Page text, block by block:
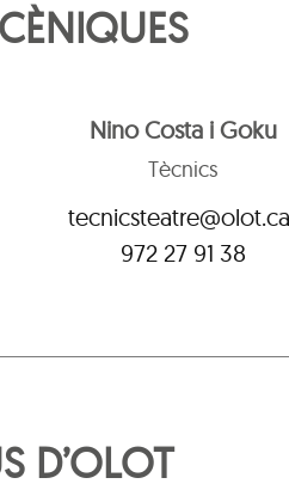
Nino Costa i Goku
Tècnics
972 27 91 38
D’OLOT